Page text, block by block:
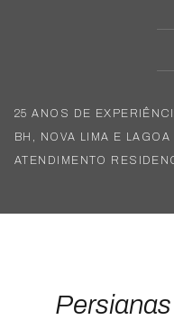
25 ANOS DE
BH, NOVA LIMA E LAGOA
ATENDIMENTO